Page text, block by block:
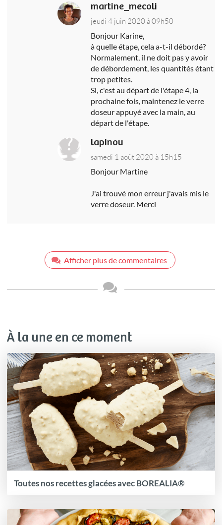
martine_mecoli
jeudi 4 juin 2020 à 09h50
Bonjour Karine,
à quelle étape, cela a-t-il débordé?
Normalement, il ne doit pas y avoir
de débordement, les quantités étant
trop petites.
Si, c'est au départ de l'étape 4, la
prochaine fois, maintenez le verre
doseur appuyé avec la main, au
départ de l'étape.
lapinou
samedi 1 août 2020 à 15h15
Bonjour Martine
J'ai trouvé mon erreur j'avais mis le
verre doseur. Merci
Afficher plus de commentaires
À la une en ce moment
Toutes nos recettes glacées avec BOREALIA®